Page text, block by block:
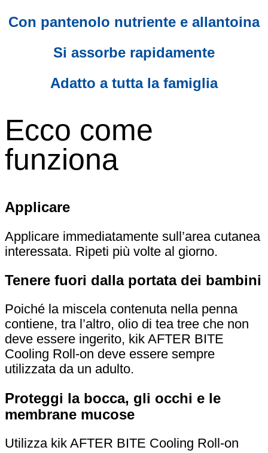
Con pantenolo nutriente e allantoina
Si assorbe rapidamente
Adatto a tutta la famiglia
Ecco come
funziona
Applicare
Applicare immediatamente sull’area cutanea
interessata. Ripeti più volte al giorno.
Tenere fuori dalla portata dei bambini
Poiché la miscela contenuta nella penna
contiene, tra l’altro, olio di tea tree che non
deve essere ingerito, kik AFTER BITE
Cooling Roll-on deve essere sempre
utilizzata da un adulto.
Proteggi la bocca, gli occhi e le
membrane mucose
Utilizza kik AFTER BITE Cooling Roll-on